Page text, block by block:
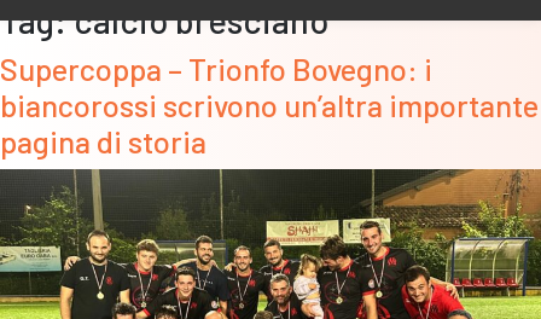
Tag:calcio bresciano
Supercoppa – Trionfo Bovegno: i
biancorossi scrivono un’altra importante
pagina di storia